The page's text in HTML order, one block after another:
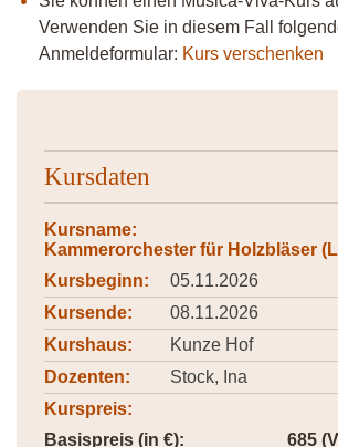
Verwenden Sie in diesem Fall
Anmeldeformular: Kurs verschenken
Kursdaten
Kursname:
Kammerorchester für Holzbläser
Kursbeginn:
05.11.2026
Kursende:
08.11.2026
Kurshaus:
Kunze Hof
Dozenten:
Stock, Ina
Kurspreis:
Basispreis (in €):
685